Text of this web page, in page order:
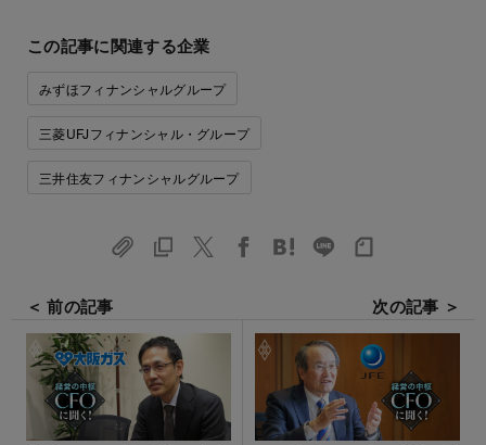
この記事に関連する企業
みずほフィナンシャルグループ
三菱UFJフィナンシャル・グループ
三井住友フィナンシャルグループ
＜ 前の記事 次の記事 ＞